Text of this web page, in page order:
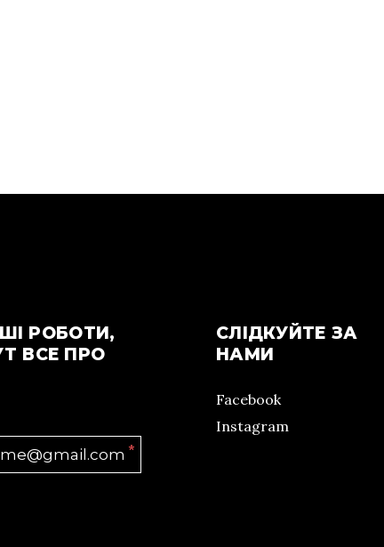
РОБОТИ,
ВСЕ ПРО
*
СЛІДКУЙТЕ ЗА
НАМИ
Facebook
Instagram